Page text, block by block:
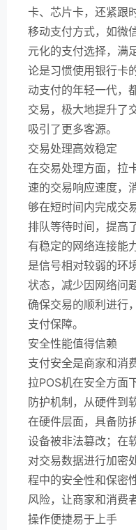
卡、芯片卡，还紧跟
移动支付方式，如微
元化的支付选择，满
论是习惯使用银行卡
动支付的年轻一代，
交易，极大地提升了
吸引了更多客源。
交易处理高效稳定
在交易处理方面，拉
速的交易响应速度，
够在短时间内完成交
排队等待时间，提高
有稳定的网络连接能
是信号相对较弱的环
状态，减少因网络问
确保交易的顺利进行
支付保障。
安全性能值得信赖
支付安全是商家和消
拉POS机在安全方面
防护机制，从硬件到
在硬件层面，具备防
设备被非法篡改；在
对交易数据进行加密
程中的安全性和保密
风险，让商家和消费
操作便捷易于上手